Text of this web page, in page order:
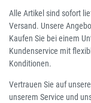
Alle Artikel sind sofort
Versand. Unsere
Kaufen Sie bei einem
Kundenservice mit
Konditionen.
Vertrauen Sie auf
unserem Service und